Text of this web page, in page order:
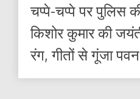
चप्पे-चप्पे पर पुलिस
किशोर कुमार की
रंग, गीतों से गूंजा पवन